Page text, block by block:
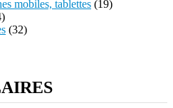
mobiles, tablettes (19)
(32)